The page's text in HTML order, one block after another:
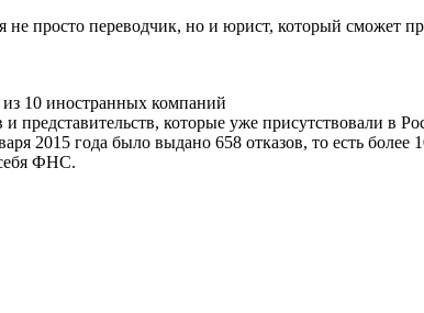
просто переводчик, но и юрист, который сможет
10 иностранных компаний
которые уже присутствовали в
2015 года было выдано 658 отказов, то есть
ФНС.